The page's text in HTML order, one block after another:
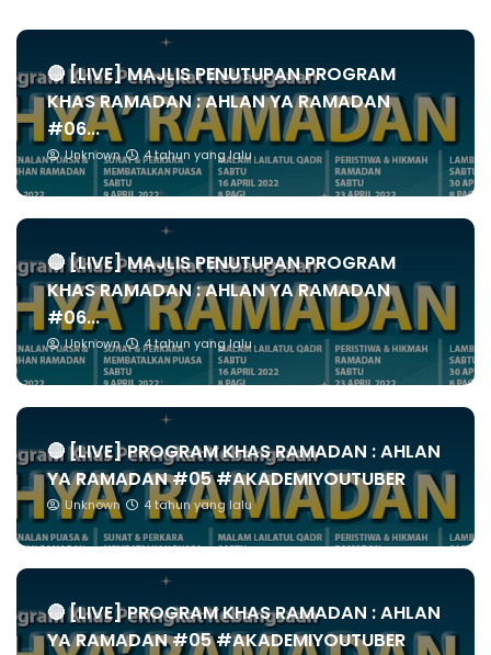
🔴 [LIVE] MAJLIS PENUTUPAN PROGRAM
KHAS RAMADAN : AHLAN YA RAMADAN
#06...
Unknown 4 tahun yang lalu
🔴 [LIVE] MAJLIS PENUTUPAN PROGRAM
KHAS RAMADAN : AHLAN YA RAMADAN
#06...
Unknown 4 tahun yang lalu
🔴 [LIVE] PROGRAM KHAS RAMADAN : AHLAN
YA RAMADAN #05 #AKADEMIYOUTUBER
Unknown 4 tahun yang lalu
🔴 [LIVE] PROGRAM KHAS RAMADAN : AHLAN
YA RAMADAN #05 #AKADEMIYOUTUBER